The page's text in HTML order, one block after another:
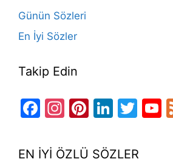
Günün Sözleri
En İyi Sözler
Takip Edin
Facebook
Instagram
Pinterest
EN İYİ ÖZLÜ SÖZLER